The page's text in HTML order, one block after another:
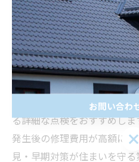
材や外壁材の劣化を早める
境下では、小さなひび割れ
水が浸入しやすくなり、放置
損なうリスクが高まります。
実際に、築年数の経過した
となり、特に築10年以上経
る詳細な点検をおすすめし
発生後の修理費用が高額に
見・早期対策が住まいを守る
お問い合わ